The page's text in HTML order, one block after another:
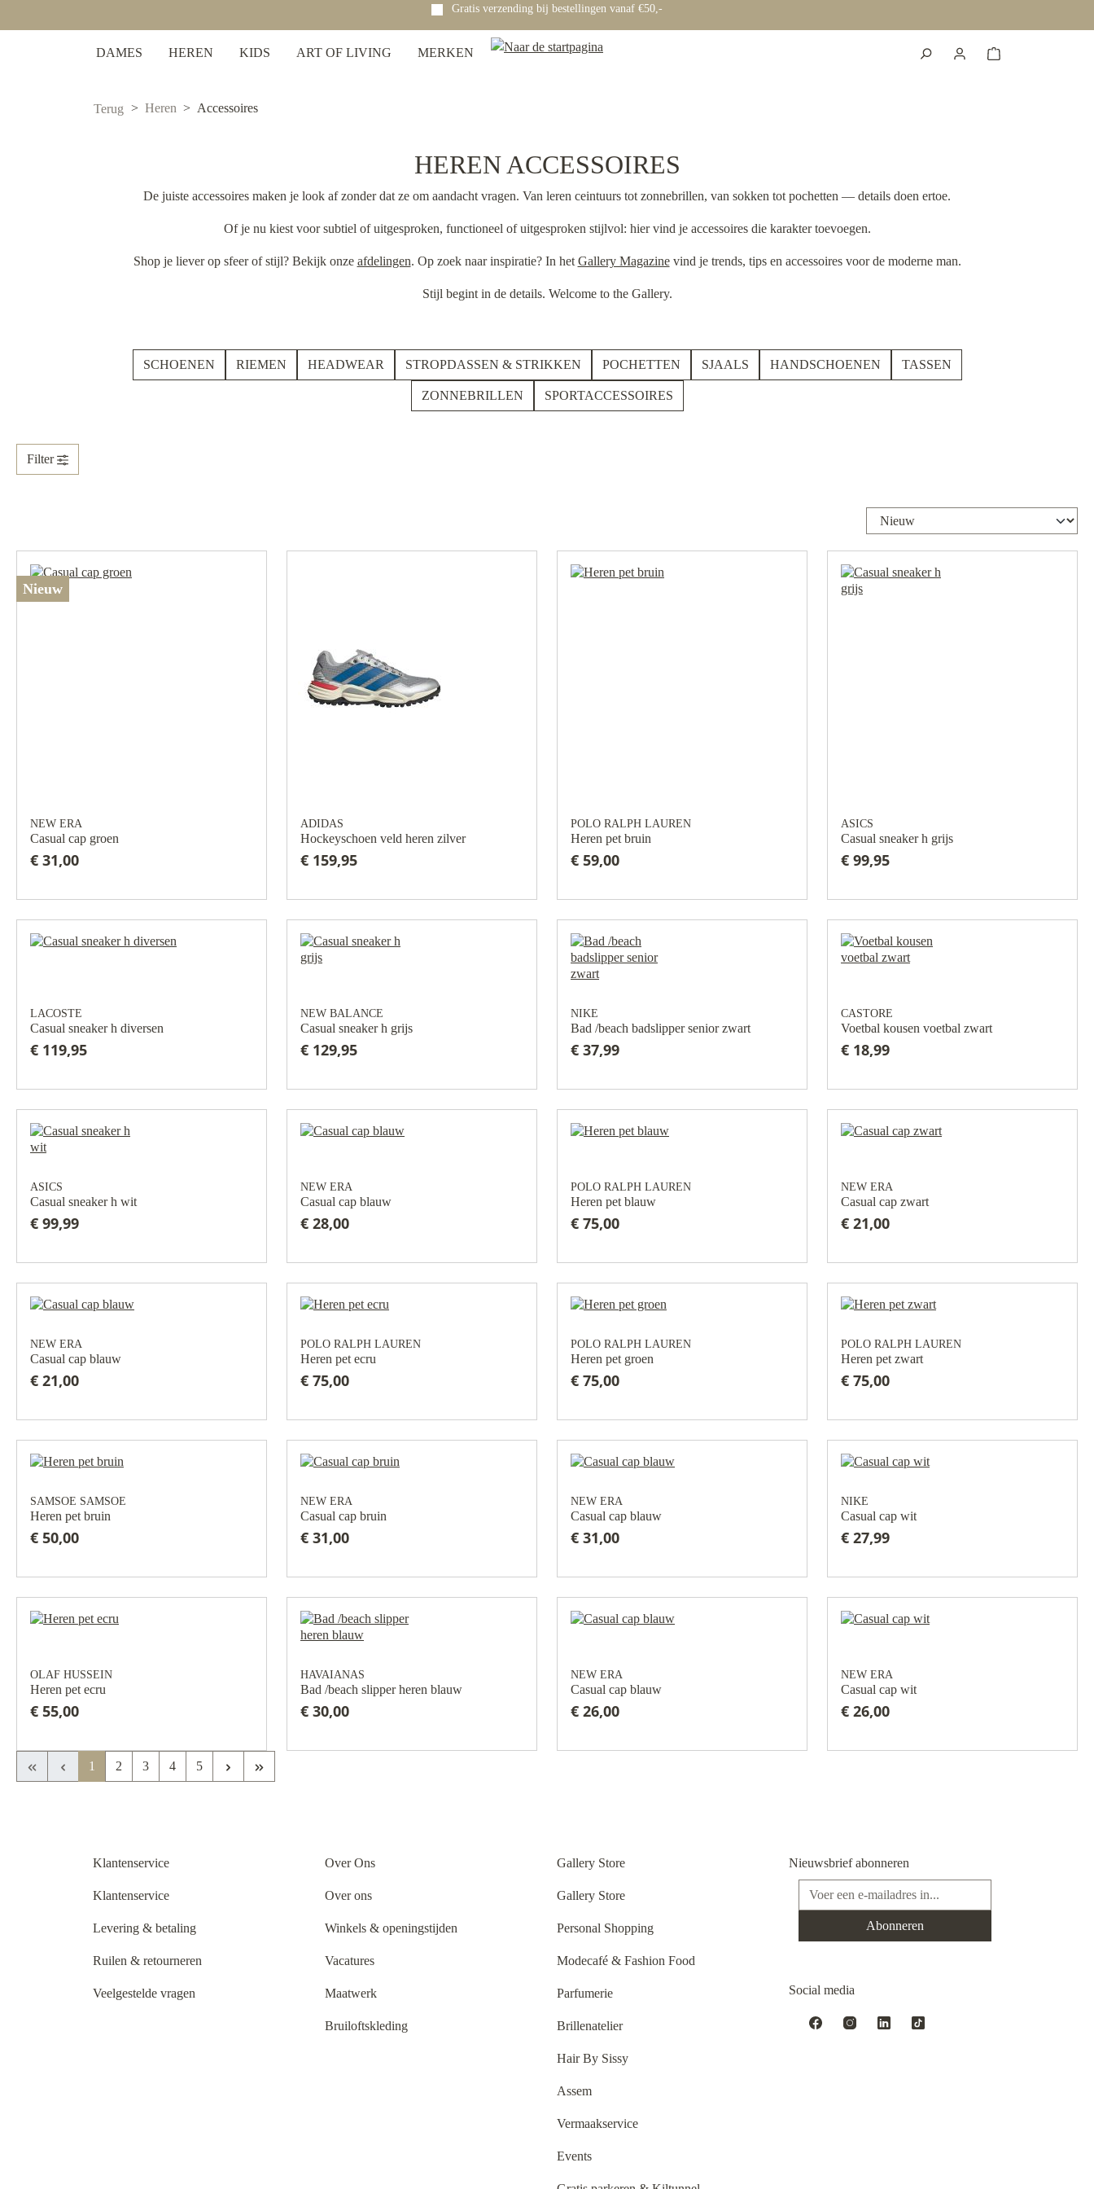
Gratis verzending bij bestellingen vanaf €50,-
DAMES HEREN KIDS ART OF LIVING MERKEN
Terug Heren Accessoires
HEREN ACCESSOIRES
De juiste accessoires maken je look af zonder dat ze om aandacht vragen. Van leren ceintuurs tot zonnebrillen, van sokken tot pochetten — details doen ertoe.
Of je nu kiest voor subtiel of uitgesproken, functioneel of uitgesproken stijlvol: hier vind je accessoires die karakter toevoegen.
Shop je liever op sfeer of stijl? Bekijk onze afdelingen. Op zoek naar inspiratie? In het Gallery Magazinevind je trends, tips en accessoires voor de moderne man.
Stijl begint in de details. Welcome to the Gallery.
SCHOENEN RIEMEN HEADWEAR STROPDASSEN & STRIKKEN POCHETTEN SJAALS HANDSCHOENEN TASSEN
ZONNEBRILLEN SPORTACCESSOIRES
Filter
Nieuw
NEW ERA
Casual cap groen
€ 31,00
ADIDAS
Hockeyschoen veld heren zilver
€ 159,95
POLO RALPH LAUREN
Heren pet bruin
€ 59,00
ASICS
Casual sneaker h grijs
€ 99,95
LACOSTE
Casual sneaker h diversen
€ 119,95
NEW BALANCE
Casual sneaker h grijs
€ 129,95
NIKE
Bad /beach badslipper senior zwart
€ 37,99
CASTORE
Voetbal kousen voetbal zwart
€ 18,99
ASICS
Casual sneaker h wit
€ 99,99
NEW ERA
Casual cap blauw
€ 28,00
POLO RALPH LAUREN
Heren pet blauw
€ 75,00
NEW ERA
Casual cap zwart
€ 21,00
NEW ERA
Casual cap blauw
€ 21,00
POLO RALPH LAUREN
Heren pet ecru
€ 75,00
POLO RALPH LAUREN
Heren pet groen
€ 75,00
POLO RALPH LAUREN
Heren pet zwart
€ 75,00
SAMSOE SAMSOE
Heren pet bruin
€ 50,00
NEW ERA
Casual cap bruin
€ 31,00
NEW ERA
Casual cap blauw
€ 31,00
NIKE
Casual cap wit
€ 27,99
OLAF HUSSEIN
Heren pet ecru
€ 55,00
HAVAIANAS
Bad /beach slipper heren blauw
€ 30,00
NEW ERA
Casual cap blauw
€ 26,00
NEW ERA
Casual cap wit
€ 26,00
Eerste paginaVorige pagina
1 2 3 4 5 Volgende pagina
Laatste pagina
Klantenservice
Klantenservice
Levering & betaling
Ruilen & retourneren
Veelgestelde vragen
Over Ons
Over ons
Winkels & openingstijden
Vacatures
Maatwerk
Bruiloftskleding
Gallery Store
Gallery Store
Personal Shopping
Modecafé & Fashion Food
Parfumerie
Brillenatelier
Hair By Sissy
Assem
Vermaakservice
Events
Nieuwsbrief abonneren
E-mailadres*
Abonneren
Social media